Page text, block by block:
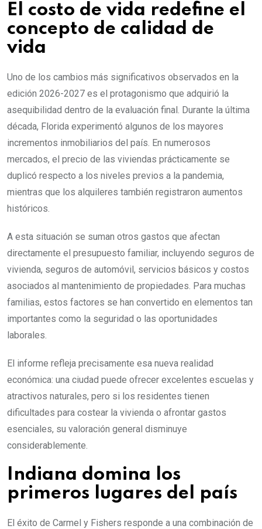
El costo de vida redefine el
concepto de calidad de
vida
Uno de los cambios más significativos observados en la
edición 2026-2027 es el protagonismo que adquirió la
asequibilidad dentro de la evaluación final. Durante la última
década, Florida experimentó algunos de los mayores
incrementos inmobiliarios del país. En numerosos
mercados, el precio de las viviendas prácticamente se
duplicó respecto a los niveles previos a la pandemia,
mientras que los alquileres también registraron aumentos
históricos.
A esta situación se suman otros gastos que afectan
directamente el presupuesto familiar, incluyendo seguros de
vivienda, seguros de automóvil, servicios básicos y costos
asociados al mantenimiento de propiedades. Para muchas
familias, estos factores se han convertido en elementos tan
importantes como la seguridad o las oportunidades
laborales.
El informe refleja precisamente esa nueva realidad
económica: una ciudad puede ofrecer excelentes escuelas y
atractivos naturales, pero si los residentes tienen
dificultades para costear la vivienda o afrontar gastos
esenciales, su valoración general disminuye
considerablemente.
Indiana domina los
primeros lugares del país
El éxito de Carmel y Fishers responde a una combinación de